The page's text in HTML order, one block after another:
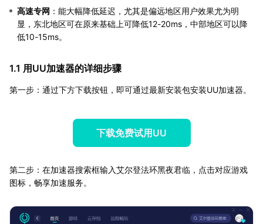
高速专网 ：能大幅降低延迟，尤其是偏远地区用户效果尤为明
显，东北地区可在原来基础上可降低12-20ms，中部地区可以降
低10-15ms。
1.1 用UU加速器的详细步骤
第一步：通过下方下载按钮，即可通过最新安装包安装UU加速器。
下载免费试用UU
第二步：在加速器搜索框输入艾尔登法环黑夜君临，点击对应游戏
图标，畅享加速服务。